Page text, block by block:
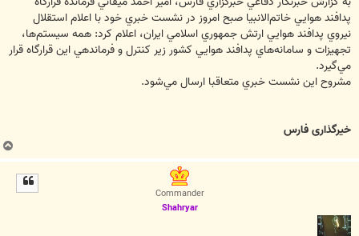
پدافند هوايي خاتم‌الانبيا صبح امروز در نشست خبري خود با اعلام استقلال
نيروي پدافند هوايي ارتش جمهوري اسلامي ايران، اعلام كرد: همه سيستم‌ها،
تجهيزات و سامانه‌هاي پدافند هوايي كشور زير كنترل و فرماندهي اين قرارگاه قرار
مي‌گيرد.
مشروح اين نشست خبري متعاقبا ارسال مي‌شود.
خیرگذاری فارس
ب
ا
Commander
Shahryar